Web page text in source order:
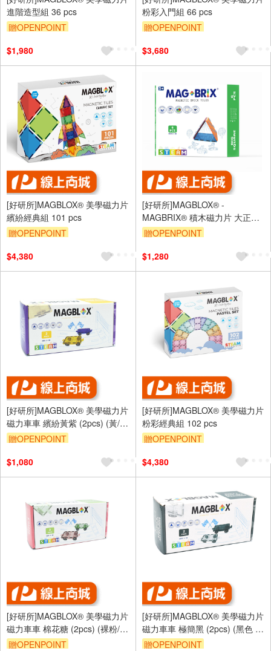
進階造型組 36 pcs
贈OPENPOINT
$1,980
粉彩入門組 66 pcs
贈OPENPOINT
$3,680
[好研所]MAGBLOX® 美學磁力片
繽紛經典組 101 pcs
贈OPENPOINT
$4,380
[好研所]MAGBLOX® -
MAGBRIX® 積木磁力片 大正方
形 6pcs
贈OPENPOINT
$1,280
[好研所]MAGBLOX® 美學磁力片
磁力車車 繽紛黃紫 (2pcs) (黃/
紫)
贈OPENPOINT
$1,080
[好研所]MAGBLOX® 美學磁力片
粉彩經典組 102 pcs
贈OPENPOINT
$4,380
[好研所]MAGBLOX® 美學磁力片
磁力車車 棉花糖 (2pcs) (裸粉/薄
荷綠)
贈OPENPOINT
[好研所]MAGBLOX® 美學磁力片
磁力車車 極簡黑 (2pcs) (黑色 /
透明)
贈OPENPOINT